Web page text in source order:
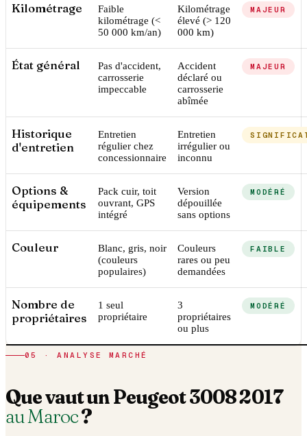
Kilométrage
Faible
kilométrage (<
50 000 km/an)
Kilométrage
élevé (> 120
000 km)
MAJEUR
État général
Pas d'accident,
carrosserie
impeccable
Accident
déclaré ou
carrosserie
abîmée
MAJEUR
Historique
d'entretien
Entretien
régulier chez
concessionnaire
Entretien
irrégulier ou
inconnu
Options &
équipements
Pack cuir, toit
ouvrant, GPS
intégré
Version
dépouillée
sans options
MODÉRÉ
Couleur
Blanc, gris, noir
(couleurs
populaires)
Couleurs
rares ou peu
demandées
FAIBLE
Nombre de
propriétaires
1 seul
propriétaire
3
propriétaires
ou plus
MODÉRÉ
05 · ANALYSE MARCHÉ
Que vaut unPeugeot30082017
au Maroc?